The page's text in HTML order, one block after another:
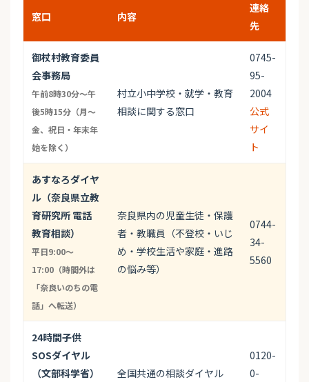
窓口 内容
連絡
先
御杖村教育委員
会事務局
午前8時30分〜午
後5時15分（月〜
金、祝日・年末年
始を除く）
村立小中学校・就学・教育
相談に関する窓口
0745-
95-
2004
公式
サイ
ト
あすなろダイヤ
ル（奈良県立教
育研究所 電話
教育相談）
平日9:00〜
17:00（時間外は
「奈良いのちの電
話」へ転送）
奈良県内の児童生徒・保護
者・教職員（不登校・いじ
め・学校生活や家庭・進路
の悩み等）
0744-
34-
5560
24時間子供
SOSダイヤル
（文部科学省）
全国共通の相談ダイヤル
0120-
0-